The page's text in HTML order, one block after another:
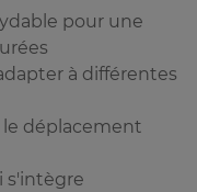
pour une
à différentes
déplacement
s'intègre